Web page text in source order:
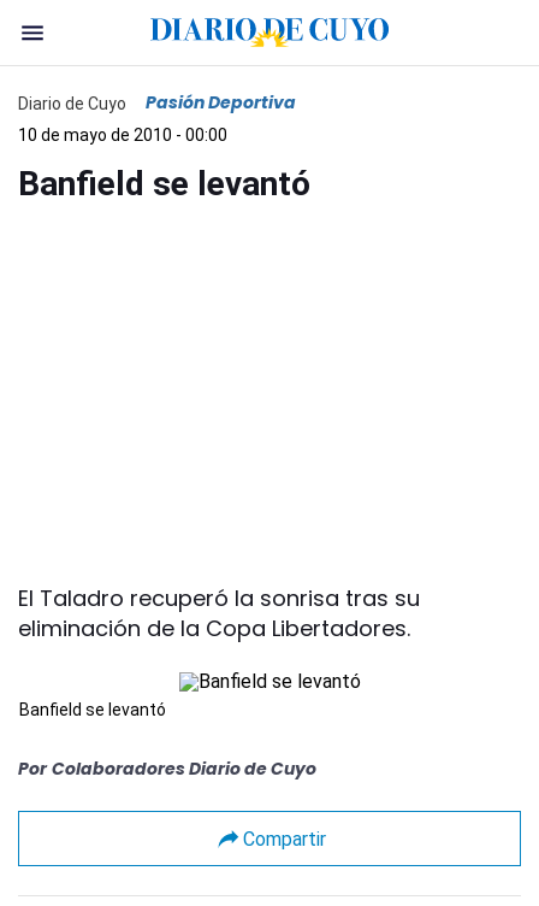
Diario de Cuyo Pasión Deportiva
10 de mayo de 2010 - 00:00
Banfield se levantó
El Taladro recuperó la sonrisa tras su
eliminación de la Copa Libertadores.
Banfield se levantó
Por Colaboradores Diario de Cuyo
Compartir